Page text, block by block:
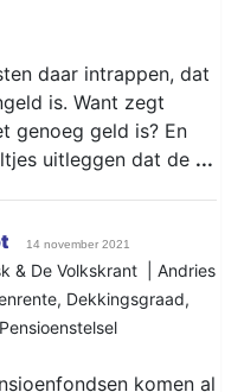
daar intrappen, dat
is. Want zegt
genoeg geld is? En
uitleggen dat de ...
14 november 2021
& De Volkskrant | Andries
, Dekkingsgraad,
Pensioenstelsel
komen al